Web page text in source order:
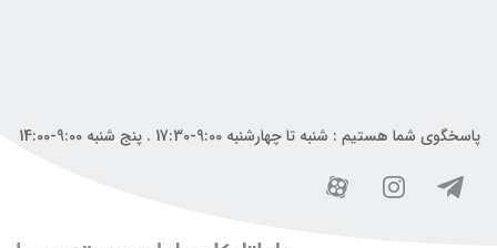
پاسخگوی شما هستیم : شنبه تا چهارشنبه 9:00-17:30 . پنج شنبه 9:00-14:00